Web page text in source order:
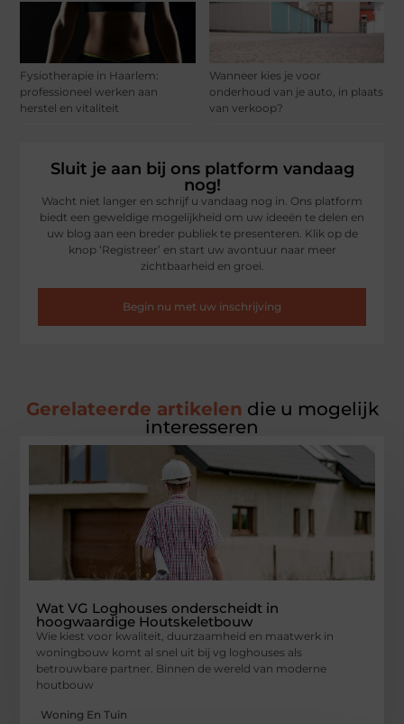
Fysiotherapie in Haarlem:
professioneel werken aan
herstel en vitaliteit
Wanneer kies je voor
onderhoud van je auto, in plaats
van verkoop?
Sluit je aan bij ons platform vandaag
nog!
Wacht niet langer en schrijf u vandaag nog in. Ons platform
biedt een geweldige mogelijkheid om uw ideeën te delen en
uw blog aan een breder publiek te presenteren. Klik op de
knop ‘Registreer’ en start uw avontuur naar meer
zichtbaarheid en groei.
Begin nu met uw inschrijving
Gerelateerde artikelen die u mogelijk
interesseren
Wat VG Loghouses onderscheidt in
hoogwaardige Houtskeletbouw
Wie kiest voor kwaliteit, duurzaamheid en maatwerk in
woningbouw komt al snel uit bij vg loghouses als
betrouwbare partner. Binnen de wereld van moderne
houtbouw
Woning En Tuin